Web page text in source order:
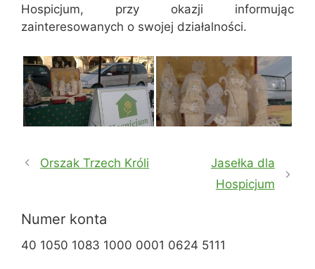
Hospicjum, przy okazji informując
zainteresowanych o swojej działalności.
Orszak Trzech Króli
Jasełka dla
Hospicjum
Numer konta
40 1050 1083 1000 0001 0624 5111